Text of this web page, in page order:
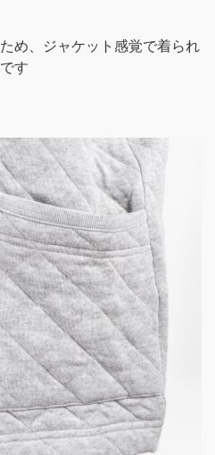
め、ジャケット感覚で着られ
す